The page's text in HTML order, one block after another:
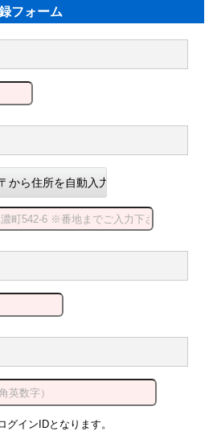
フォーム
インIDとなります。